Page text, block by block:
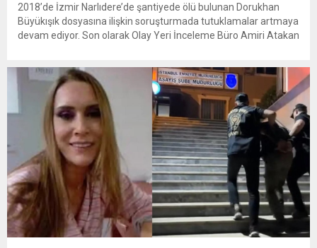
2018’de İzmir Narlıdere’de şantiyede ölü bulunan Dorukhan
Büyükışık dosyasına ilişkin soruşturmada tutuklamalar artmaya
devam ediyor. Son olarak Olay Yeri İnceleme Büro Amiri Atakan
bulunan Dorukhan Büyükışık’a ilişkin yeniden açılan
soruşturmada tutuklamalar genişliyor. Son olarak dönemin...